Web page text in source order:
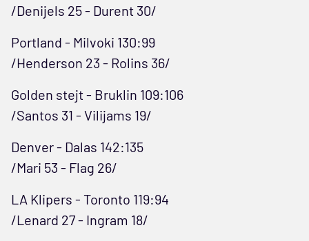
/Denijels 25 - Durent 30/
Portland - Milvoki 130:99
/Henderson 23 - Rolins 36/
Golden stejt - Bruklin 109:106
/Santos 31 - Vilijams 19/
Denver - Dalas 142:135
/Mari 53 - Flag 26/
LA Klipers - Toronto 119:94
/Lenard 27 - Ingram 18/